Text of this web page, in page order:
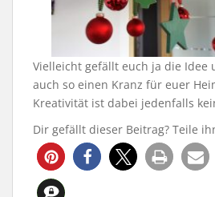
Vielleicht gefällt euch ja die Idee
auch so einen Kranz für euer
Kreativität ist dabei jedenfalls
Dir gefällt dieser Beitrag? Teile